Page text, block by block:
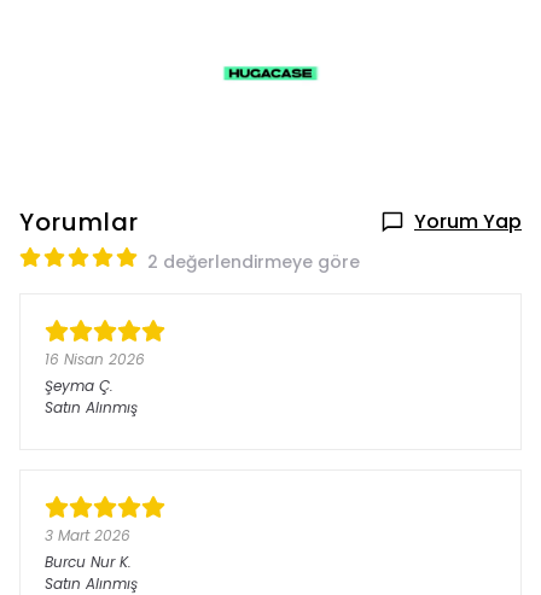
Yorumlar Yorum Yap
2 değerlendirmeye göre
16 Nisan 2026
Şeyma Ç.
Satın Alınmış
3 Mart 2026
Burcu Nur K.
Satın Alınmış